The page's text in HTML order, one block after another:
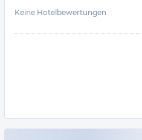
Keine Hotelbewertungen